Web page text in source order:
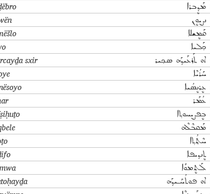
ܡܰܕ݂ܷܒܪܐ
ܢܨܝܘܷܢ
ܩܰܡܷܫܠܐ
ܟ݂ܰܠܝܐ
sxir ܐܘ ܬܰܪܥܰܝܕ݂ܰܗ ܣܟ݂ܝܪ
ܚܰܪܳܝܶܐ
ܥܷܪܢܷܣܳܝܐ
ܥܳܡܰܪ
ܒܷܦܨܝܚܘܬ݂ܐ
ܡܰܩܒܶܠܶܗ
ܚܶܬ݂ܳܬ݂ܐ
ܬܷܢܕ݂ܝܦܐ
ܠܰܬܷܡܘܰܐ
ܐܘ ܦܘܬܳܚܰـܝܕ݂ܰܗ